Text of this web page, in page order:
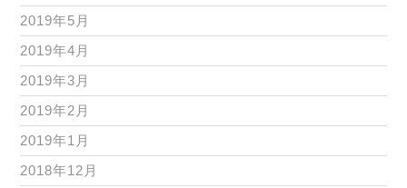
2019年5月
2019年4月
2019年3月
2019年2月
2019年1月
2018年12月